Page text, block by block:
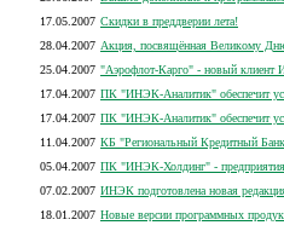
17.05.2007 Скидки в преддверии лета!
28.04.2007 Акция, посвящённая Великому
25.04.2007 "Аэрофлот-Карго" - новый
17.04.2007 ПК "ИНЭК-Аналитик" обеспечит
17.04.2007 ПК "ИНЭК-Аналитик" обеспечит
11.04.2007 КБ "Региональный Кредитный
05.04.2007 ПК "ИНЭК-Холдинг" -
07.02.2007 ИНЭК подготовлена новая
18.01.2007 Новые версии программных